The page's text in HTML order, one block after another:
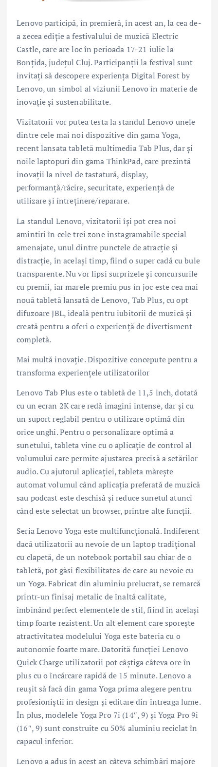
Lenovo participă, în premieră, în acest an, la cea de-
a zecea ediție a festivalului de muzică Electric
Castle, care are loc în perioada 17-21 iulie la
Bonțida, județul Cluj. Participanții la festival sunt
invitați să descopere experiența Digital Forest by
Lenovo, un simbol al viziunii Lenovo în materie de
inovație și sustenabilitate.
Vizitatorii vor putea testa la standul Lenovo unele
dintre cele mai noi dispozitive din gama Yoga,
recent lansata tabletă multimedia Tab Plus, dar și
noile laptopuri din gama ThinkPad, care prezintă
inovații la nivel de tastatură, display,
performanță/răcire, securitate, experiență de
utilizare și întreținere/reparare.
La standul Lenovo, vizitatorii își pot crea noi
amintiri în cele trei zone instagramabile special
amenajate, unul dintre punctele de atracție și
distracție, în același timp, fiind o super cadă cu bule
transparente. Nu vor lipsi surprizele și concursurile
cu premii, iar marele premiu pus în joc este cea mai
nouă tabletă lansată de Lenovo, Tab Plus, cu opt
difuzoare JBL, ideală pentru iubitorii de muzică și
creată pentru a oferi o experiență de divertisment
completă.
Mai multă inovație. Dispozitive concepute pentru a
transforma experiențele utilizatorilor
Lenovo Tab Plus este o tabletă de 11,5 inch, dotată
cu un ecran 2K care redă imagini intense, dar și cu
un suport reglabil pentru o utilizare optimă din
orice unghi. Pentru o personalizare optimă a
sunetului, tableta vine cu o aplicație de control al
volumului care permite ajustarea precisă a setărilor
audio. Cu ajutorul aplicației, tableta mărește
automat volumul când aplicația preferată de muzică
sau podcast este deschisă și reduce sunetul atunci
când este selectat un browser, printre alte funcții.
Seria Lenovo Yoga este multifuncțională. Indiferent
dacă utilizatorii au nevoie de un laptop tradițional
cu clapetă, de un notebook portabil sau chiar de o
tabletă, pot găsi flexibilitatea de care au nevoie cu
un Yoga. Fabricat din aluminiu prelucrat, se remarcă
printr-un finisaj metalic de înaltă calitate,
îmbinând perfect elementele de stil, fiind în același
timp foarte rezistent. Un alt element care sporește
atractivitatea modelului Yoga este bateria cu o
autonomie foarte mare. Datorită funcției Lenovo
Quick Charge utilizatorii pot câștiga câteva ore în
plus cu o încărcare rapidă de 15 minute. Lenovo a
reușit să facă din gama Yoga prima alegere pentru
profesioniștii în design și editare din întreaga lume.
În plus, modelele Yoga Pro 7i (14″, 9) și Yoga Pro 9i
(16″, 9) sunt construite cu 50% aluminiu reciclat în
capacul inferior.
Lenovo a adus în acest an câteva schimbări majore